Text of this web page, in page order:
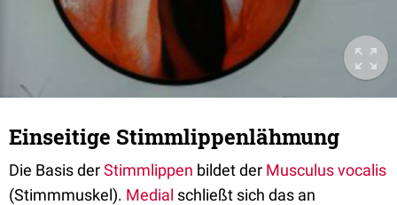
Einseitige Stimmlippenlähmung
Die Basis derStimmlippen bildet der Musculus vocalis
(Stimmmuskel). Medial schließt sich das an